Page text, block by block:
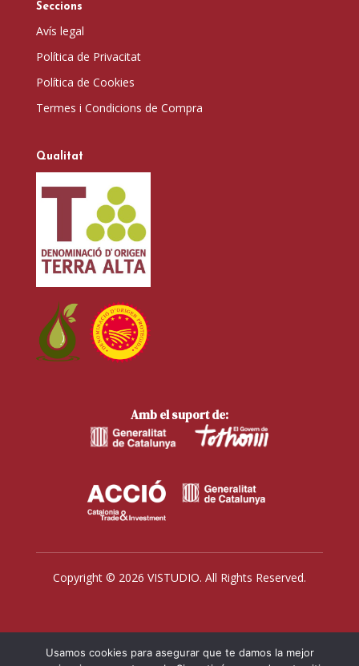
Seccions
Avís legal
Política de Privacitat
Política de Cookies
Termes i Condicions de Compra
Qualitat
Amb el suport de:
Copyright © 2026 VISTUDIO. All Rights Reserved.
Usamos cookies para asegurar que te damos la mejor